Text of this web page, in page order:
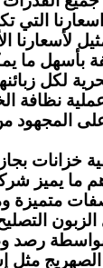
اسعارنا التي
لأسعارنا
بأسهل ما
لكل
نظافة
المجهود
خزانات
ما يميز
متميزة
التصليح
رصد
مثل